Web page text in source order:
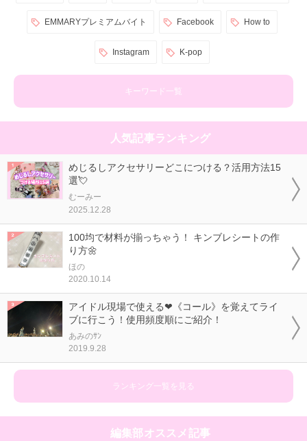
EMMARYプレミアムバイト Facebook How to
Instagram K-pop
キーワード一覧
人気記事ランキング
めじるしアクセサリーどこにつける？活用方法15
選💘
むーみー
2025.12.28
100均で材料が揃っちゃう！ キンブレシートの作
り方🌼
ほの
2020.10.14
アイドル現場で使える❤《コール》を覚えてライ
ブに行こう！使用頻度順にご紹介！
あみのｻﾝ
2019.9.28
ランキング一覧を見る
編集部オススメ記事